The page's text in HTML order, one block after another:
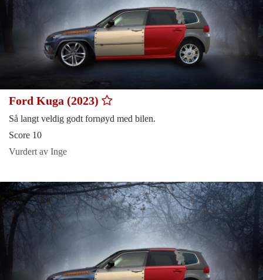
Ford Kuga (2023)
Så langt veldig godt fornøyd med bilen.
Score 10
Vurdert av Inge